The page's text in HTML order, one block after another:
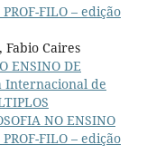
FILO – edição
Caires
O ENSINO DE
Internacional de
NO ENSINO
FILO – edição